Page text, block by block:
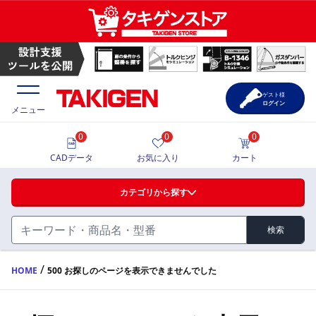
ハンドル・取手・つまみ・周辺機器
FA・A
蝶番・ステー・周辺機器
価格一覧
製品カタログ
メニュー
カテゴリから探す
検索
0
CADデータ
0
お気に入り
0
カート
ゲスト様
ログイン
HOME / 500 お探しのページを表示できませんでした